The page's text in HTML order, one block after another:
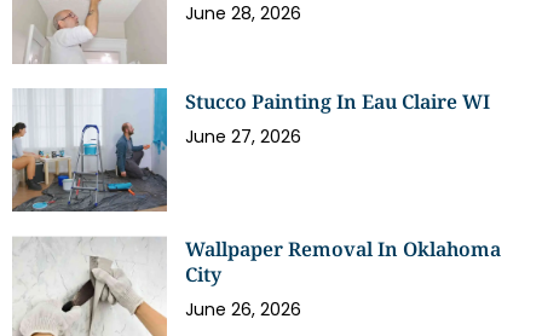
June 28, 2026
Stucco Painting In Eau Claire WI
June 27, 2026
Wallpaper Removal In Oklahoma
City
June 26, 2026